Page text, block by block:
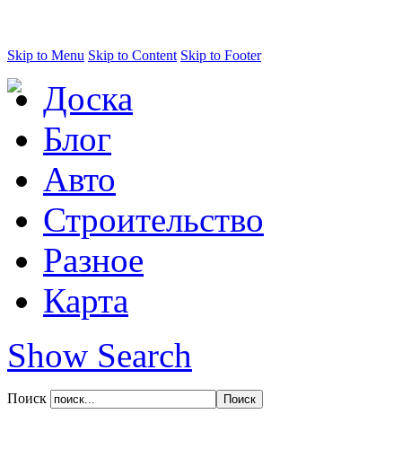
Skip to Menu Skip to Content Skip to Footer
Доска
Блог
Авто
Строительство
Разное
Карта
Show Search
Поиск